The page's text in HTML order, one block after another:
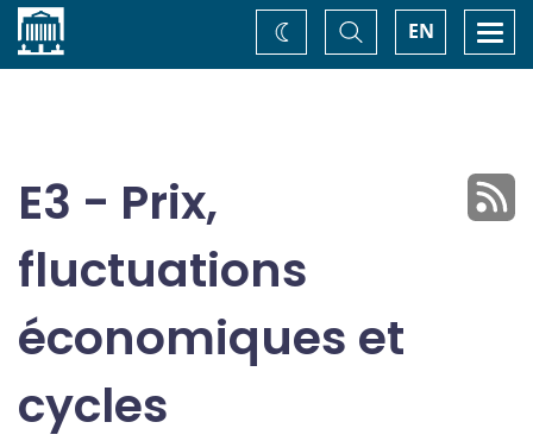
Accueil EN
Basculer
la
recherche
Changez
de
E3 - Prix,
fluctuations
économiques et
cycles